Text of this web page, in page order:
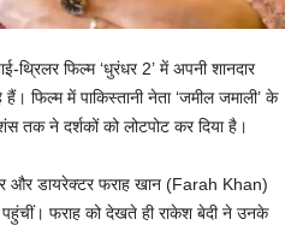
थ्रिलर फिल्म ‘धुरंधर 2’ में अपनी शानदार
फिल्म में पाकिस्तानी नेता ‘जमील जमाली’ के
ने दर्शकों को लोटपोट कर दिया है।
और डायरेक्टर फराह खान (Farah Khan)
फराह को देखते ही राकेश बेदी ने उनके